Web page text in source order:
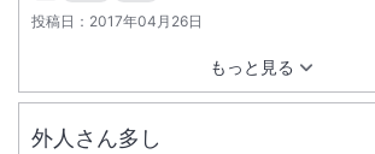
投稿日： 2017年04月26日
もっと見る
外人さん多し